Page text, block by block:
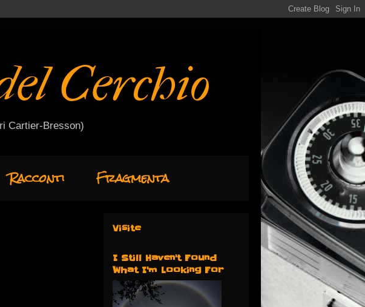
Cerchio
Cartier-Bresson)
Racconti Fragmenta
Visite
I Still Haven't Found
What I'm Looking For